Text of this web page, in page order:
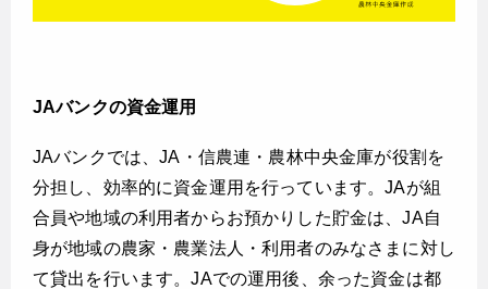
JAバンクの資金運用
JAバンクでは、JA・信農連・農林中央金庫が役割を
分担し、効率的に資金運用を行っています。JAが組
合員や地域の利用者からお預かりした貯金は、JA自
身が地域の農家・農業法人・利用者のみなさまに対し
て貸出を行います。JAでの運用後、余った資金は都